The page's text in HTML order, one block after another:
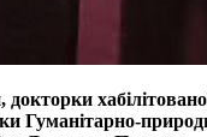
докторки
Гуманітарно-